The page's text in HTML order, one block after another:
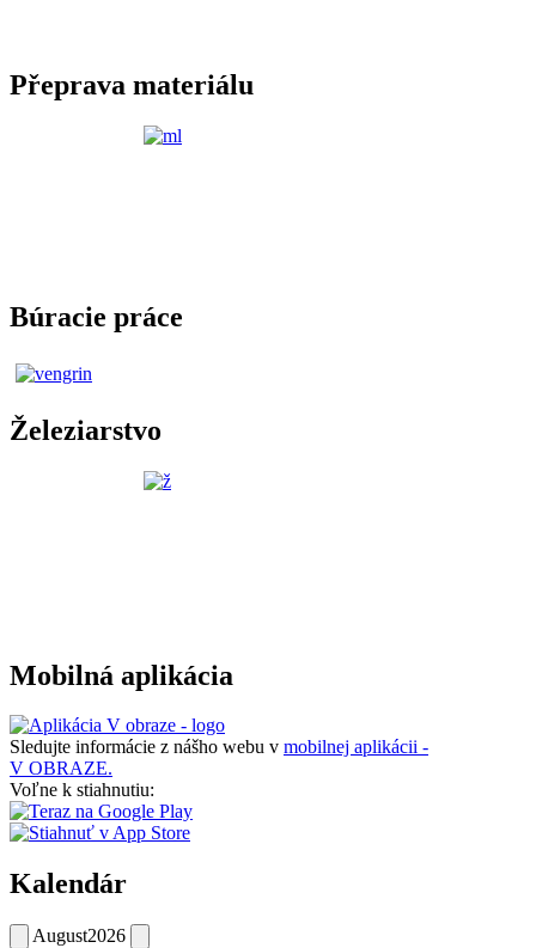
Přeprava materiálu
Búracie práce
Železiarstvo
Mobilná aplikácia
Sledujte informácie z nášho webu v mobilnej aplikácii -
V OBRAZE.
Voľne k stiahnutiu:
Kalendár
August2026